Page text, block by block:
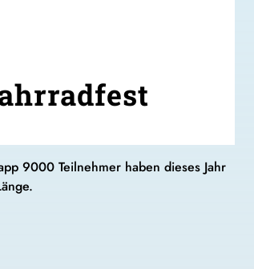
9000 Teilnehmer haben dieses Jahr